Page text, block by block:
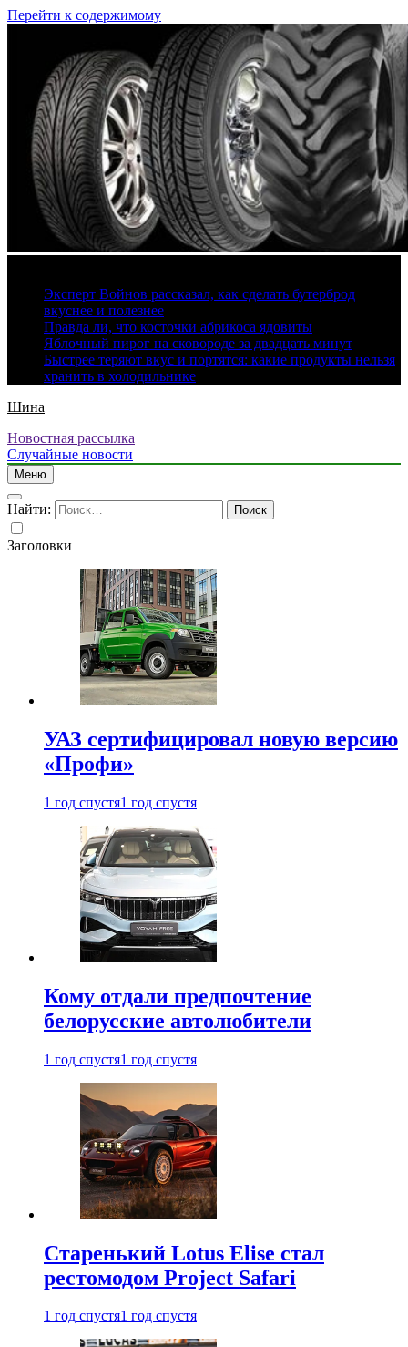
Перейти к содержимому
Эксперт Войнов рассказал, как сделать бутерброд
вкуснее и полезнее
Правда ли, что косточки абрикоса ядовиты
Яблочный пирог на сковороде за двадцать минут
Быстрее теряют вкус и портятся: какие продукты нельзя
хранить в холодильнике
Шина
Новостная рассылка
Случайные новости
Меню
Найти:
Заголовки
УАЗ сертифицировал новую версию
«Профи»
1 год спустя1 год спустя
Кому отдали предпочтение
белорусские автолюбители
1 год спустя1 год спустя
Старенький Lotus Elise стал
рестомодом Project Safari
1 год спустя1 год спустя